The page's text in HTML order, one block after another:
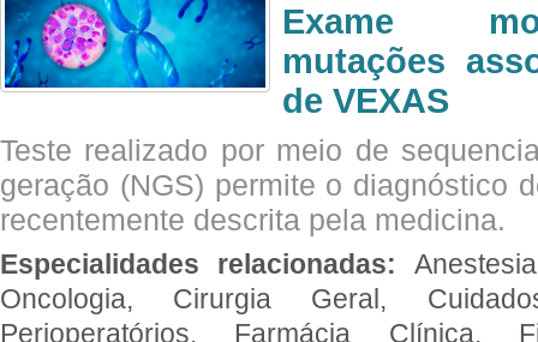
Exame
mutações
de VEXAS
Teste realizado por meio de
geração (NGS) permite o diagnóstico
recentemente descrita pela medicina.
Especialidades relacionadas:
Oncologia, Cirurgia Geral,
Perioperatórios, Farmácia Clínica,